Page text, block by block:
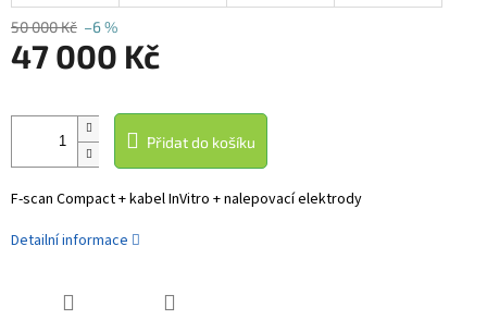
50 000 Kč –6 %
47 000 Kč
cena:
Přidat do košíku
F-scan Compact + kabel InVitro + nalepovací elektrody
Detailní informace